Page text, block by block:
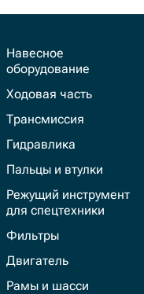
Навесное
оборудование
Ходовая часть
Трансмиссия
Гидравлика
Пальцы и втулки
Режущий инструмент
для спецтехники
Фильтры
Двигатель
Рамы и шасси